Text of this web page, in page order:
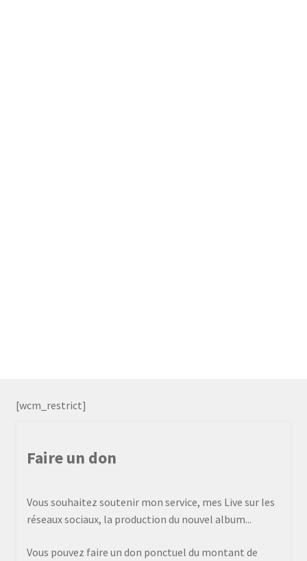
[wcm_restrict]
Faire un don
Vous souhaitez soutenir mon service, mes Live sur les
réseaux sociaux, la production du nouvel album...
Vous pouvez faire un don ponctuel du montant de